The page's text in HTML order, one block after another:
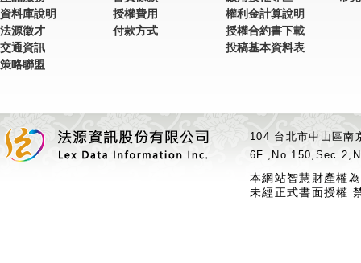
資料庫說明
法源徵才
交通資訊
策略聯盟
授權費用
付款方式
權利金計算說明
授權合約書下載
投稿基本資料表
104 台北市中山區
本網站智慧財產權
未經正式書面授權